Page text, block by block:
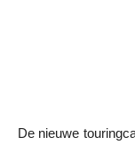
De nieuwe